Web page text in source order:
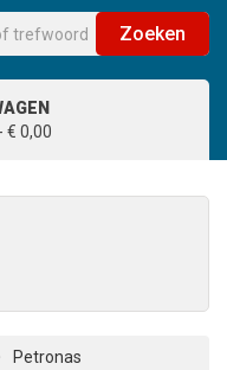
Zoeken
€ 0,00
Petronas